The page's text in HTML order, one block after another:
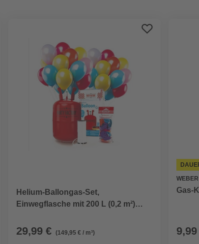
Helium-Ballongas-Set,
Einwegflasche mit 200 L (0,2 m²)
29,99 € (149,95 € / m³)
WEBER
Gas-